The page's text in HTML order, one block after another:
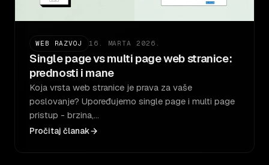
WEB RAZVOJ 16. MARTA 2026.
Single page vs multi page web stranice:
prednosti i mane
Koja vrsta web stranice je prava za vaše
poslovanje? Upoređujemo single page i multi page
pristup - brzina,…
Pročitaj članak